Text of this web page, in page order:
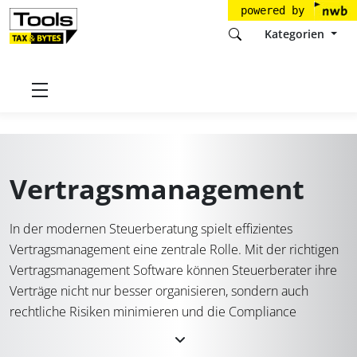
powered by
Kategorien
Vertragsmanagement
In der modernen Steuerberatung spielt effizientes
Vertragsmanagement eine zentrale Rolle. Mit der richtigen
Vertragsmanagement Software können Steuerberater ihre
Verträge nicht nur besser organisieren, sondern auch
rechtliche Risiken minimieren und die Compliance